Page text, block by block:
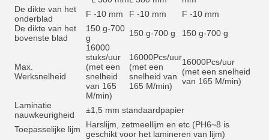
De dikte van het
onderblad
F -10 mm F -10 mm
F -10 mm
De dikte van het
bovenste blad
150 g-700
g
150 g-700 g 150 g-700 g
Max.
Werksnelheid
16000
stuks/uur
(met een
snelheid
van 165
M/min)
16000Pcs/uur
(met een
snelheid van
165 M/min)
16000Pcs/uur
(met een snelheid
van 165 M/min)
Laminatie
nauwkeurigheid
±1,5 mm standaardpapier
Toepasselijke lijm
Harslijm, zetmeellijm en etc (PH6~8 is
geschikt voor het lamineren van lijm)